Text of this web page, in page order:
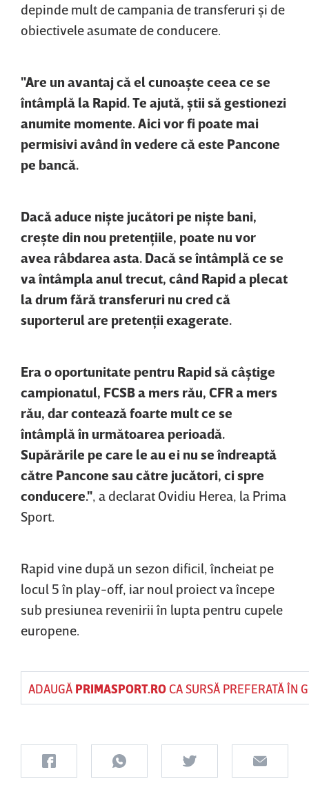
depinde mult de campania de transferuri şi de
obiectivele asumate de conducere.
"Are un avantaj că el cunoaşte ceea ce se
întâmplă la Rapid. Te ajută, ştii să gestionezi
anumite momente. Aici vor fi poate mai
permisivi având în vedere că este Pancone
pe bancă.
Dacă aduce nişte jucători pe nişte bani,
creşte din nou pretenţiile, poate nu vor
avea râbdarea asta. Dacă se întâmplă ce se
va întâmpla anul trecut, când Rapid a plecat
la drum fără transferuri nu cred că
suporterul are pretenţii exagerate.
Era o oportunitate pentru Rapid să câştige
campionatul, FCSB a mers rău, CFR a mers
rău, dar contează foarte mult ce se
întâmplă în următoarea perioadă.
Supărările pe care le au ei nu se îndreaptă
către Pancone sau către jucători, ci spre
conducere.", a declarat Ovidiu Herea, la Prima
Sport.
Rapid vine după un sezon dificil, încheiat pe
locul 5 în play-off, iar noul proiect va începe
sub presiunea revenirii în lupta pentru cupele
europene.
ADAUGĂ PRIMASPORT.ROCA SURSĂ PREFERATĂ ÎN